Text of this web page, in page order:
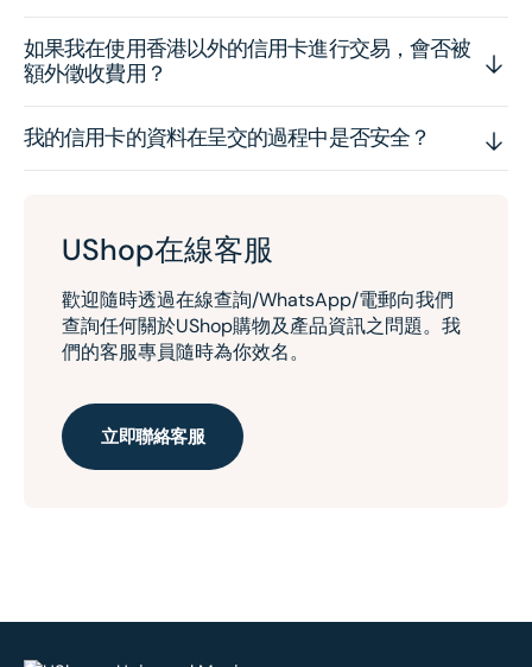
如果我在使用香港以外的信用卡進行交易，會否被
額外徵收費用？
我的信用卡的資料在呈交的過程中是否安全？
UShop在線客服
歡迎隨時透過在線查詢/WhatsApp/電郵向我們
查詢任何關於UShop購物及產品資訊之問題。我
們的客服專員隨時為你效名。
立即聯絡客服